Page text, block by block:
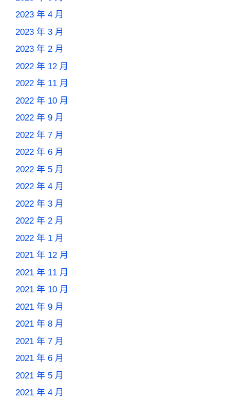
2023 年 4 月
2023 年 3 月
2023 年 2 月
2022 年 12 月
2022 年 11 月
2022 年 10 月
2022 年 9 月
2022 年 7 月
2022 年 6 月
2022 年 5 月
2022 年 4 月
2022 年 3 月
2022 年 2 月
2022 年 1 月
2021 年 12 月
2021 年 11 月
2021 年 10 月
2021 年 9 月
2021 年 8 月
2021 年 7 月
2021 年 6 月
2021 年 5 月
2021 年 4 月